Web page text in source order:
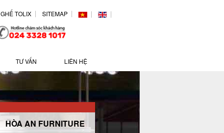
GHẾ TOLIX SITEMAP
TƯ VẤN LIÊN HỆ
HÒA AN FURNITURE